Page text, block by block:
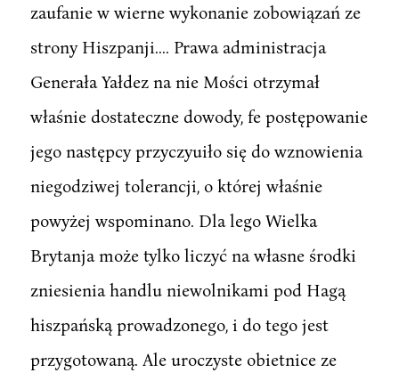
zaufanie w wierne wykonanie zobowiązań ze
strony Hiszpanji.... Prawa administracja
Generała Yałdez na nie Mości otrzymał
właśnie dostateczne dowody, fe postępowanie
jego następcy przyczyuiło się do wznowienia
niegodziwej tolerancji, o której właśnie
powyżej wspominano. Dla lego Wielka
Brytanja może tylko liczyć na własne środki
zniesienia handlu niewolnikami pod Hagą
hiszpańską prowadzonego, i do tego jest
przygotowaną. Ale uroczyste obietnice ze